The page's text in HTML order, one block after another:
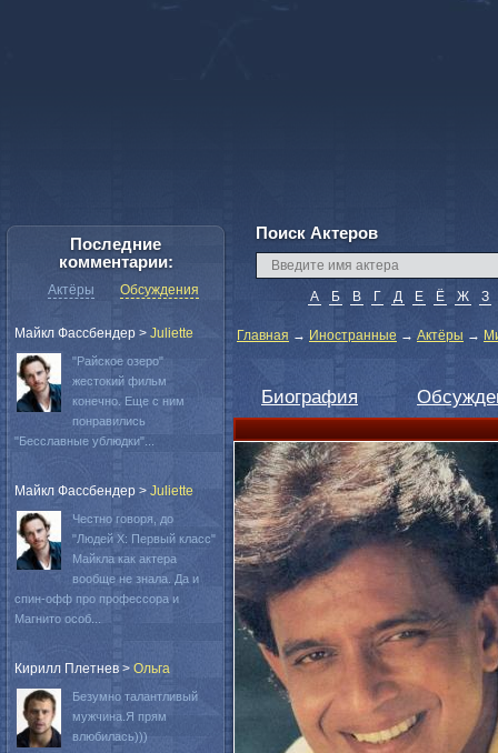
Поиск Актеров
А Б В Г Д Е Ё Ж З
Главная → Иностранные → Актёры →
Биография
Последние
комментарии:
Актёры Обсуждения
Майкл Фассбендер > Juliette
"Райское озеро"
жестокий фильм
конечно. Еще с ним
понравились
"Бесславные ублюдки"...
Майкл Фассбендер > Juliette
Честно говоря, до
"Людей Х: Первый класс"
Майкла как актера
вообще не знала. Да и
спин-офф про профессора и
Магнито особ...
Кирилл Плетнев > Oльга
Безумно талантливый
мужчина.Я прям
влюбилась)))